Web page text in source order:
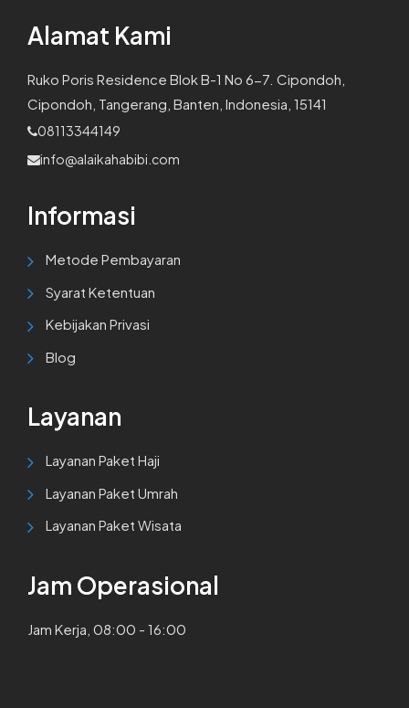
Alamat Kami
Ruko Poris Residence Blok B-1 No 6-7. Cipondoh,
Cipondoh, Tangerang, Banten, Indonesia, 15141
08113344149
info@alaikahabibi.com
Informasi
Metode Pembayaran
Syarat Ketentuan
Kebijakan Privasi
Blog
Layanan
Layanan Paket Haji
Layanan Paket Umrah
Layanan Paket Wisata
Jam Operasional
Jam Kerja, 08:00 - 16:00